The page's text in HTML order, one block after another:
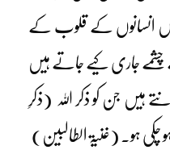
انسانوں کے قلوب کے
چشمے جاری کیے جاتے ہیں
ہیں جن کو ذکر اللہ (ذکرِ
چکی ہو۔ (غنیۃ الطالبین)